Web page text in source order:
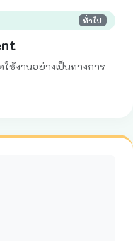
ทั่วไป
ช้งานอย่างเป็นทางการ